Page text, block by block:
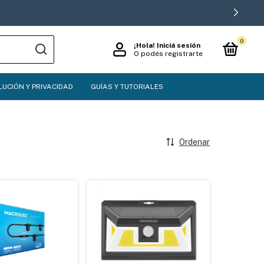
¡Hola! Iniciá sesión
O podés registrarte
0
Y PRIVACIDAD GUÍAS Y TUTORIALES
Ordenar